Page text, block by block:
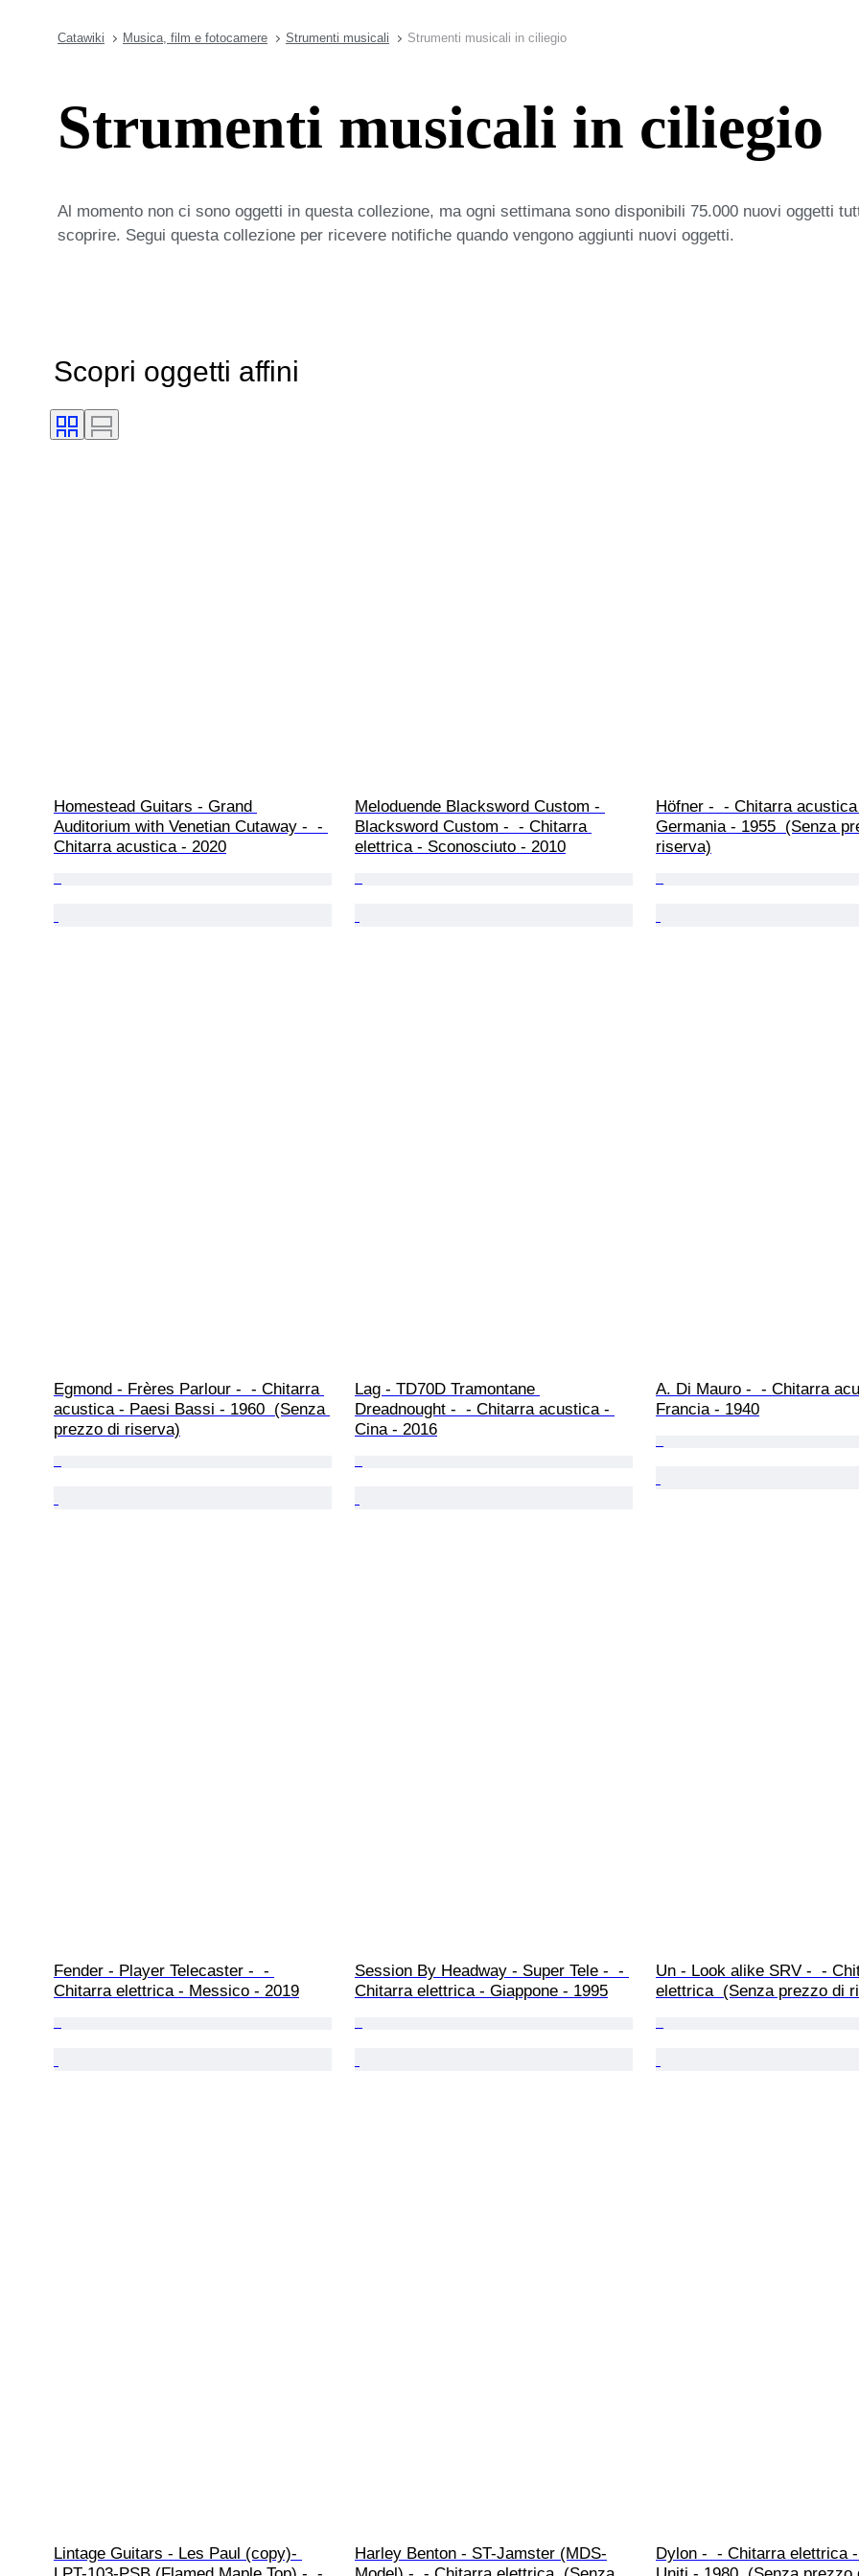
Catawiki Musica, film e fotocamere Strumenti musicali Strumenti musicali in ciliegio
Strumenti musicali in ciliegio
Al momento non ci sono oggetti in questa collezione, ma ogni settimana sono disponibili 75.000 nuovi oggetti
scoprire. Segui questa collezione per ricevere notifiche quando vengono aggiunti nuovi oggetti.
Scopri oggetti affini
Homestead Guitars - Grand
Auditorium with Venetian Cutaway -  -
Chitarra acustica - 2020
Meloduende Blacksword Custom -
Blacksword Custom -  - Chitarra
elettrica - Sconosciuto - 2010
Höfner -  - Chitarra
Germania - 1955  (Senza
riserva)
Egmond - Frères Parlour -  - Chitarra
acustica - Paesi Bassi - 1960  (Senza
prezzo di riserva)
Lag - TD70D Tramontane
Dreadnought -  - Chitarra acustica -
Cina - 2016
A. Di Mauro -  - Chitarra
Francia - 1940
Fender - Player Telecaster -  -
Chitarra elettrica - Messico - 2019
Session By Headway - Super Tele -  -
Chitarra elettrica - Giappone - 1995
Un - Look alike SRV -  -
elettrica  (Senza prezzo di
Lintage Guitars - Les Paul (copy)-
Harley Benton - ST-Jamster (MDS-
Dylon -  - Chitarra elettrica